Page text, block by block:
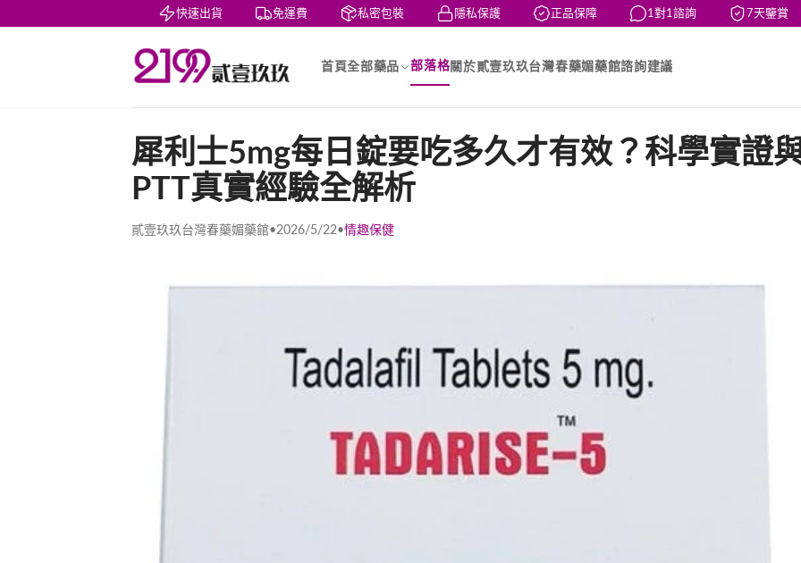
快速出貨 免運費 私密包裝 隱私保護 正品保障 1對1諮詢 7天鑒賞
首頁全部藥品 部落格關於貳壹玖玖台灣春藥媚藥館諮詢建議
犀利士5mg每日錠要吃多久才有效？科學實證
PTT真實經驗全解析
貳壹玖玖台灣春藥媚藥館•2026/5/22•情趣保健